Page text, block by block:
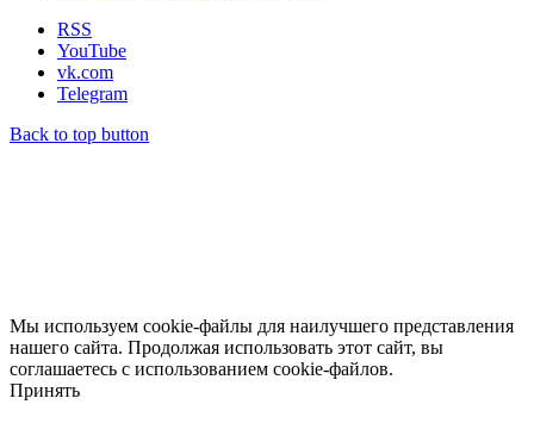
RSS
YouTube
vk.com
Telegram
Back to top button
Мы используем cookie-файлы для наилучшего представления
нашего сайта. Продолжая использовать этот сайт, вы
соглашаетесь с использованием cookie-файлов.
Принять